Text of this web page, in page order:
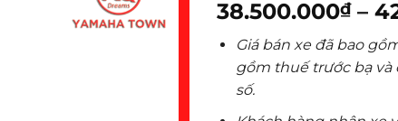
38.500.000₫ –
Giá bán xe đã bao
gồm thuế trước bạ và
số.